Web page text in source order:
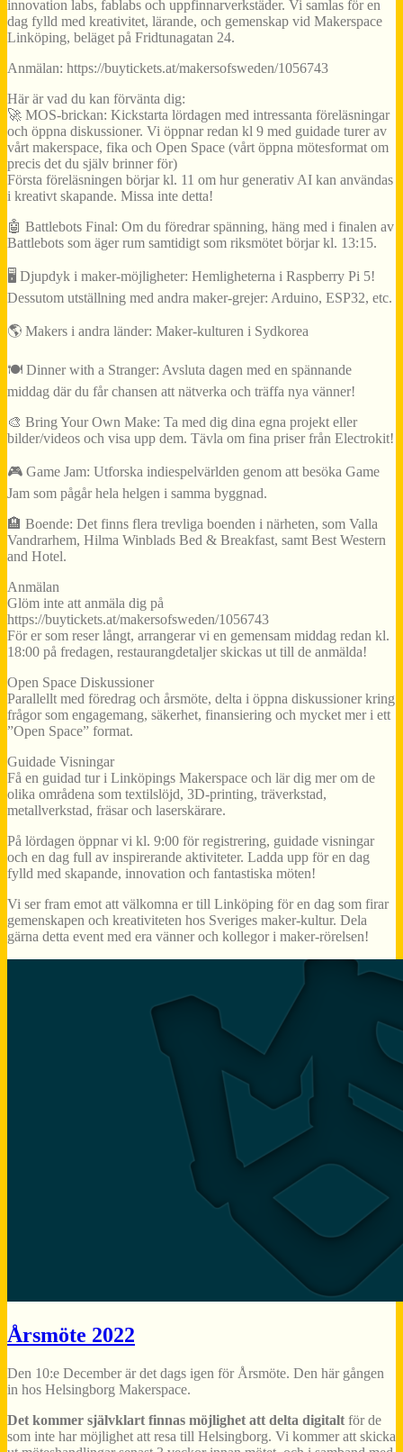
innovation labs, fablabs och uppfinnarverkstäder. Vi samlas för en
dag fylld med kreativitet, lärande, och gemenskap vid Makerspace
Linköping, beläget på Fridtunagatan 24.
Anmälan: https://buytickets.at/makersofsweden/1056743
Här är vad du kan förvänta dig:
🚀 MOS-brickan: Kickstarta lördagen med intressanta föreläsningar
och öppna diskussioner. Vi öppnar redan kl 9 med guidade turer av
vårt makerspace, fika och Open Space (vårt öppna mötesformat om
precis det du själv brinner för)
Första föreläsningen börjar kl. 11 om hur generativ AI kan användas
i kreativt skapande. Missa inte detta!
🤖 Battlebots Final: Om du föredrar spänning, häng med i finalen av
Battlebots som äger rum samtidigt som riksmötet börjar kl. 13:15.
🖥️ Djupdyk i maker-möjligheter: Hemligheterna i Raspberry Pi 5!
Dessutom utställning med andra maker-grejer: Arduino, ESP32, etc.
🌎 Makers i andra länder: Maker-kulturen i Sydkorea
🍽️ Dinner with a Stranger: Avsluta dagen med en spännande
middag där du får chansen att nätverka och träffa nya vänner!
🎨 Bring Your Own Make: Ta med dig dina egna projekt eller
bilder/videos och visa upp dem. Tävla om fina priser från Electrokit!
🎮 Game Jam: Utforska indiespelvärlden genom att besöka Game
Jam som pågår hela helgen i samma byggnad.
🏨 Boende: Det finns flera trevliga boenden i närheten, som Valla
Vandrarhem, Hilma Winblads Bed & Breakfast, samt Best Western
and Hotel.
Anmälan
Glöm inte att anmäla dig på
https://buytickets.at/makersofsweden/1056743
För er som reser långt, arrangerar vi en gemensam middag redan kl.
18:00 på fredagen, restaurangdetaljer skickas ut till de anmälda!
Open Space Diskussioner
Parallellt med föredrag och årsmöte, delta i öppna diskussioner kring
frågor som engagemang, säkerhet, finansiering och mycket mer i ett
”Open Space” format.
Guidade Visningar
Få en guidad tur i Linköpings Makerspace och lär dig mer om de
olika områdena som textilslöjd, 3D-printing, träverkstad,
metallverkstad, fräsar och laserskärare.
På lördagen öppnar vi kl. 9:00 för registrering, guidade visningar
och en dag full av inspirerande aktiviteter. Ladda upp för en dag
fylld med skapande, innovation och fantastiska möten!
Vi ser fram emot att välkomna er till Linköping för en dag som firar
gemenskapen och kreativiteten hos Sveriges maker-kultur. Dela
gärna detta event med era vänner och kollegor i maker-rörelsen!
Årsmöte 2022
Den 10:e December är det dags igen för Årsmöte. Den här gången
in hos Helsingborg Makerspace.
Det kommer självklart finnas möjlighet att delta digitalt för de
som inte har möjlighet att resa till Helsingborg. Vi kommer att skicka